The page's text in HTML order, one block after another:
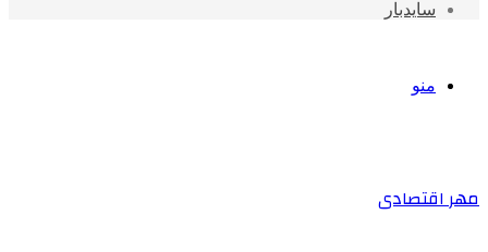
سایدبار
منو
مهر اقتصادی